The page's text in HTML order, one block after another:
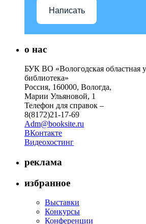
Написать
о нас
БУК ВО «Вологодская областная
библиотека»
Россия, 160000, Вологда,
Марии Ульяновой, 1
Телефон для справок –
8(8172)21-17-69
Adm@booksite.ru
ВКонтакте
Видеохостинг
реклама
избранное
Выставки
Конкурсы
Конференции